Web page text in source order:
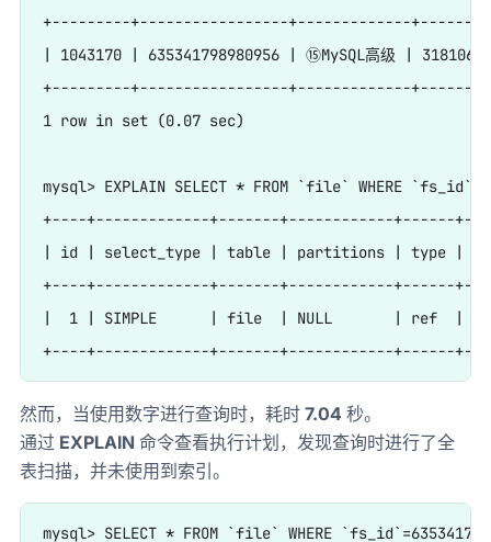
+---------+-----------------+-------------
| 1043170 | 635341798980956 | ⑮MySQL高级 |
+---------+-----------------+-------------
1 row in set (0.07 sec)
mysql> EXPLAIN SELECT * FROM `file` WHERE
+----+-------------+-------+------------+------
| id | select_type | table | partitions | type |
+----+-------------+-------+------------+------
|  1 | SIMPLE      | file  | NULL       | ref  |
然而，当使用数字进行查询时，耗时 7.04 秒。
通过 EXPLAIN 命令查看执行计划，发现查询时进行了全
表扫描，并未使用到索引。
mysql> SELECT * FROM `file` WHERE